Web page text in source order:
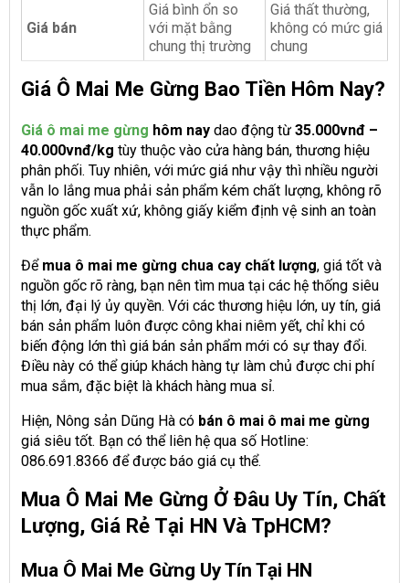
Giá bán
Giá bình ổn so
với mặt bằng
chung thị trường
Giá thất thường,
không có mức giá
chung
Giá Ô Mai Me Gừng Bao Tiền Hôm Nay?
Giá ô mai me gừng hôm nay dao động từ 35.000vnđ –
40.000vnđ/kg tùy thuộc vào cửa hàng bán, thương hiệu
phân phối. Tuy nhiên, với mức giá như vậy thì nhiều người
vẫn lo lắng mua phải sản phẩm kém chất lượng, không rõ
nguồn gốc xuất xứ, không giấy kiểm định vệ sinh an toàn
thực phẩm.
Đểmua ô mai me gừng chua cay chất lượng, giá tốt và
nguồn gốc rõ ràng, bạn nên tìm mua tại các hệ thống siêu
thị lớn, đại lý ủy quyền. Với các thương hiệu lớn, uy tín, giá
bán sản phẩm luôn được công khai niêm yết, chỉ khi có
biến động lớn thì giá bán sản phẩm mới có sự thay đổi.
Điều này có thể giúp khách hàng tự làm chủ được chi phí
mua sắm, đặc biệt là khách hàng mua sỉ.
Hiện, Nông sản Dũng Hà có bán ô mai ô mai me gừng
giá siêu tốt. Bạn có thể liên hệ qua số Hotline:
086.691.8366 để được báo giá cụ thể.
Mua Ô Mai Me Gừng Ở Đâu Uy Tín, Chất
Lượng, Giá Rẻ Tại HN Và TpHCM?
Mua Ô Mai Me Gừng Uy Tín Tại HN